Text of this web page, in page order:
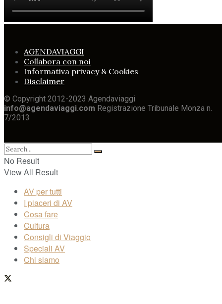
AGENDAVIAGGI
Collabora con noi
Informativa privacy & Cookies
Disclaimer
© Copyright 2012-2023 Agendaviaggi
info@agendaviaggi.com Registrazione Tribunale Monza n.
7/2013
No Result
View All Result
AV per tutti
I piaceri di AV
Cosa fare
Cultura
Consigli di Viaggio
Speciali AV
Chi siamo